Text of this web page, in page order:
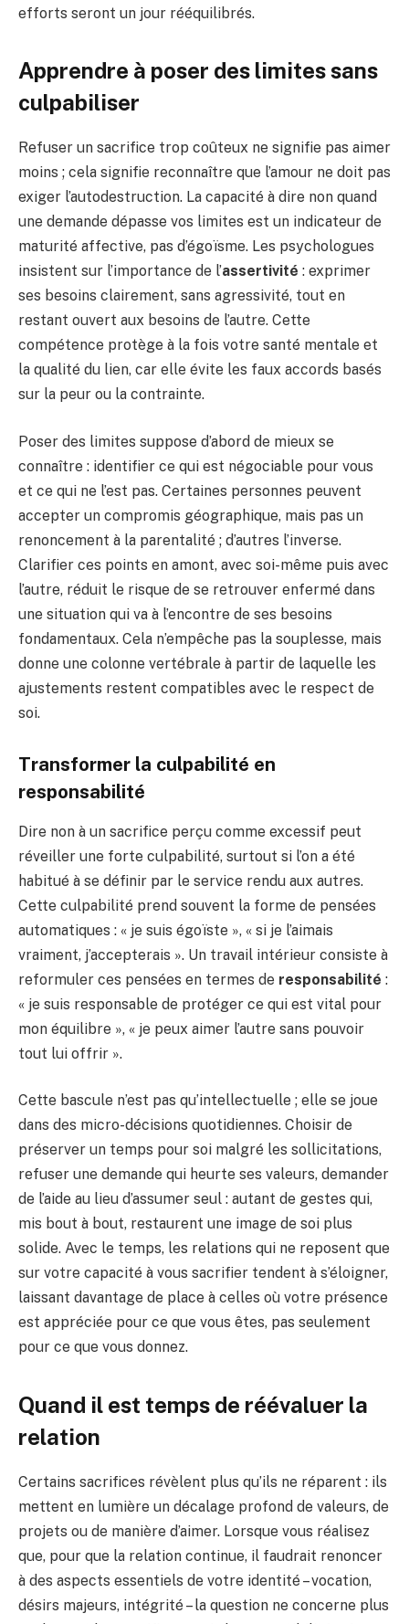
efforts seront un jour rééquilibrés.
Apprendre à poser des limites sans
culpabiliser
Refuser un sacrifice trop coûteux ne signifie pas aimer
moins ; cela signifie reconnaître que l’amour ne doit pas
exiger l’autodestruction. La capacité à dire non quand
une demande dépasse vos limites est un indicateur de
maturité affective, pas d’égoïsme. Les psychologues
insistent sur l’importance de l’assertivité : exprimer
ses besoins clairement, sans agressivité, tout en
restant ouvert aux besoins de l’autre. Cette
compétence protège à la fois votre santé mentale et
la qualité du lien, car elle évite les faux accords basés
sur la peur ou la contrainte.
Poser des limites suppose d’abord de mieux se
connaître : identifier ce qui est négociable pour vous
et ce qui ne l’est pas. Certaines personnes peuvent
accepter un compromis géographique, mais pas un
renoncement à la parentalité ; d’autres l’inverse.
Clarifier ces points en amont, avec soi-même puis avec
l’autre, réduit le risque de se retrouver enfermé dans
une situation qui va à l’encontre de ses besoins
fondamentaux. Cela n’empêche pas la souplesse, mais
donne une colonne vertébrale à partir de laquelle les
ajustements restent compatibles avec le respect de
soi.
Transformer la culpabilité en
responsabilité
Dire non à un sacrifice perçu comme excessif peut
réveiller une forte culpabilité, surtout si l’on a été
habitué à se définir par le service rendu aux autres.
Cette culpabilité prend souvent la forme de pensées
automatiques : « je suis égoïste », « si je l’aimais
vraiment, j’accepterais ». Un travail intérieur consiste à
reformuler ces pensées en termes de responsabilité :
« je suis responsable de protéger ce qui est vital pour
mon équilibre », « je peux aimer l’autre sans pouvoir
tout lui offrir ».
Cette bascule n’est pas qu’intellectuelle ; elle se joue
dans des micro-décisions quotidiennes. Choisir de
préserver un temps pour soi malgré les sollicitations,
refuser une demande qui heurte ses valeurs, demander
de l’aide au lieu d’assumer seul : autant de gestes qui,
mis bout à bout, restaurent une image de soi plus
solide. Avec le temps, les relations qui ne reposent que
sur votre capacité à vous sacrifier tendent à s’éloigner,
laissant davantage de place à celles où votre présence
est appréciée pour ce que vous êtes, pas seulement
pour ce que vous donnez.
Quand il est temps de réévaluer la
relation
Certains sacrifices révèlent plus qu’ils ne réparent : ils
mettent en lumière un décalage profond de valeurs, de
projets ou de manière d’aimer. Lorsque vous réalisez
que, pour que la relation continue, il faudrait renoncer
à des aspects essentiels de votre identité – vocation,
désirs majeurs, intégrité – la question ne concerne plus